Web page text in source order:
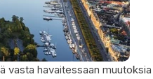
havaitessaan